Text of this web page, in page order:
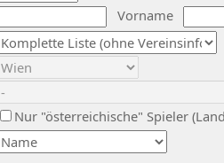
Vorname
Nur "österreichische" Spieler